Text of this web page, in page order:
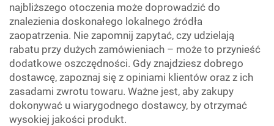
najbliższego otoczenia może doprowadzić do
znalezienia doskonałego lokalnego źródła
zaopatrzenia. Nie zapomnij zapytać, czy udzielają
rabatu przy dużych zamówieniach – może to przynieść
dodatkowe oszczędności. Gdy znajdziesz dobrego
dostawcę, zapoznaj się z opiniami klientów oraz z ich
zasadami zwrotu towaru. Ważne jest, aby zakupy
dokonywać u wiarygodnego dostawcy, by otrzymać
wysokiej jakości produkt.